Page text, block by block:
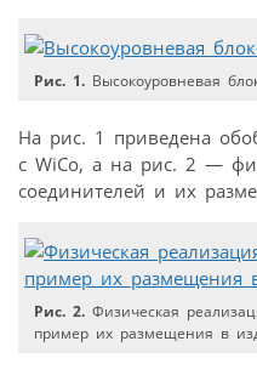
Рис. 1. Высокоуровневая
На рис. 1 приведена
с WiCo, а на рис. 2 —
соединителей и их
Рис. 2. Физическая
пример их размещения в